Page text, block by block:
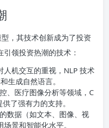
，其技术创新成为了投资
领投资热潮的技术：
人机交互的重视，NLP 技术
生成自然语言。
、医疗图像分析等领域，C
了强有力的支持。
数据（如文本、图像、视
景和智能化水平。